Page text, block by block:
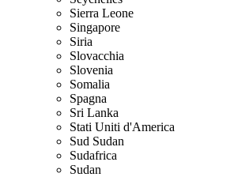
Sierra Leone
Singapore
Siria
Slovacchia
Slovenia
Somalia
Spagna
Sri Lanka
Stati Uniti d'America
Sud Sudan
Sudafrica
Sudan